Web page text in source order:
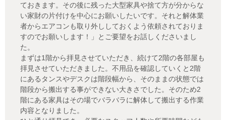
ておきます。その後に残った大型家具や捨て方が分からな
い家財の片付けを中心にお願いしたいです。それと解体業
者からエアコンも取り外ししておくよう依頼されておりま
すのでお願いします！」とご要望をお話しくださいまし
た。
まずは1階から拝見させていただき、続けて2階の各部屋も
拝見させていただきました。不用品を確認していくと2階
にあるタンスやデスクは階段幅から、そのままの状態では
階段から搬出する事ができない大きさでした。そのため2
階にある家具はその場でバラバラに解体して搬出する作業
内容となりました。